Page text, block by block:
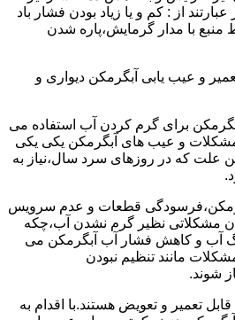
از : کم و یا زیاد بودن فشار باد
منبع با مدار گرمایش،پاره شدن
و عیب یابی آبگرمکن دیواری و
برای گرم کردن آب استفاده می
و عیب های آبگرمکن یکی یکی
علت که در روزهای سرد سال،نیاز به
قطعات و عدم سرویس
مشکلاتی نظیر گرم نشدن آب،چکه
آب و کاهش فشار آب آبگرمکن می
مانند تنظیم نبودن
شوند.
تعمیر و تعویض هستند.با اقدام به